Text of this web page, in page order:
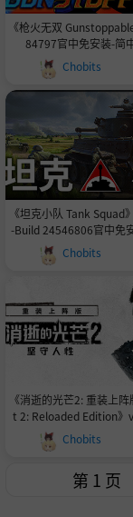
《枪火无双
84797官中免安装-简
Chobits
《坦克小队 Tank Squad
-Build 24546806官中免
Chobits
《消逝的光芒2: 重装上
t 2: Reloaded Edition》
24527500官中+全DLC+
娜MOD+修改器支持键鼠.
丁
Chobits